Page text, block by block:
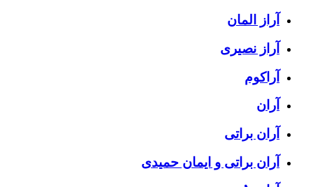
آراز المان
آراز نصیری
آراکوم
آران
آران براتی
آران براتی و ایمان حمیدی